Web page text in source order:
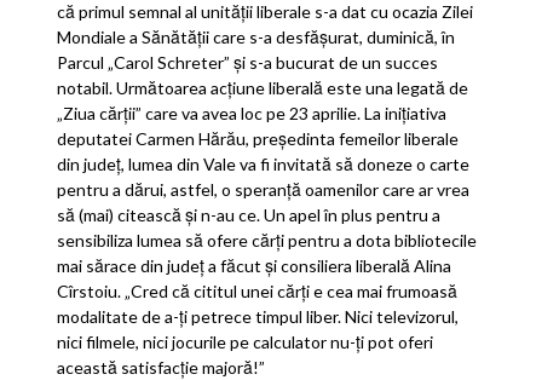
că primul semnal al unităţii liberale s-a dat cu ocazia Zilei
Mondiale a Sănătăţii care s-a desfăşurat, duminică, în
Parcul „Carol Schreter” şi s-a bucurat de un succes
notabil. Următoarea acţiune liberală este una legată de
„Ziua cărţii” care va avea loc pe 23 aprilie. La iniţiativa
deputatei Carmen Hărău, preşedinta femeilor liberale
din judeţ, lumea din Vale va fi invitată să doneze o carte
pentru a dărui, astfel, o speranţă oamenilor care ar vrea
să (mai) citească şi n-au ce. Un apel în plus pentru a
sensibiliza lumea să ofere cărţi pentru a dota bibliotecile
mai sărace din judeţ a făcut şi consiliera liberală Alina
Cîrstoiu. „Cred că cititul unei cărţi e cea mai frumoasă
modalitate de a-ţi petrece timpul liber. Nici televizorul,
nici filmele, nici jocurile pe calculator nu-ţi pot oferi
această satisfacţie majoră!”